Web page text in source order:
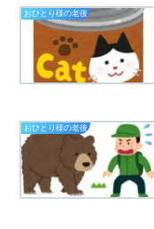
おひとり様の老後
おひとり様の老後